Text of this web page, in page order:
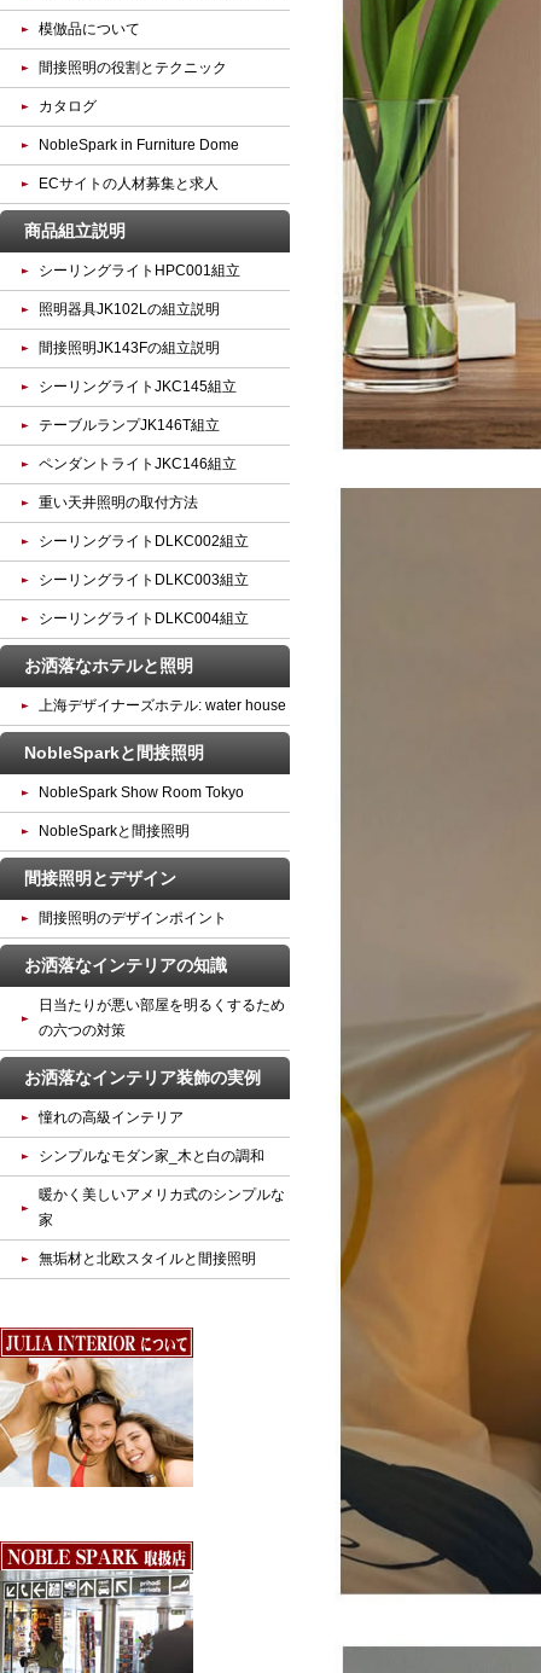
模倣品について
間接照明の役割とテクニック
カタログ
NobleSpark in Furniture Dome
ECサイトの人材募集と求人
商品組立説明
シーリングライトHPC001組立
照明器具JK102Lの組立説明
間接照明JK143Fの組立説明
シーリングライトJKC145組立
テーブルランプJK146T組立
ペンダントライトJKC146組立
重い天井照明の取付方法
シーリングライトDLKC002組立
シーリングライトDLKC003組立
シーリングライトDLKC004組立
お洒落なホテルと照明
上海デザイナーズホテル: water house
NobleSparkと間接照明
NobleSpark Show Room Tokyo
NobleSparkと間接照明
間接照明とデザイン
間接照明のデザインポイント
お洒落なインテリアの知識
日当たりが悪い部屋を明るくするため
の六つの対策
お洒落なインテリア装飾の実例
憧れの高級インテリア
シンプルなモダン家_木と白の調和
暖かく美しいアメリカ式のシンプルな
家
無垢材と北欧スタイルと間接照明